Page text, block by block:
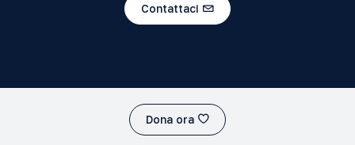
Contattaci
Dona ora